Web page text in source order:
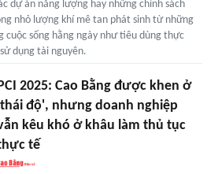
dự án năng lượng hay những chính sách
nhỏ lượng khí mê tan phát sinh từ những
cuộc sống hằng ngày như tiêu dùng thực
dụng tài nguyên.
PCI 2025: Cao Bằng được khen ở
độ', nhưng doanh nghiệp
kêu khó ở khâu làm thủ tục
tế